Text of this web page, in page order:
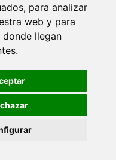
para analizar
web y para
llegan